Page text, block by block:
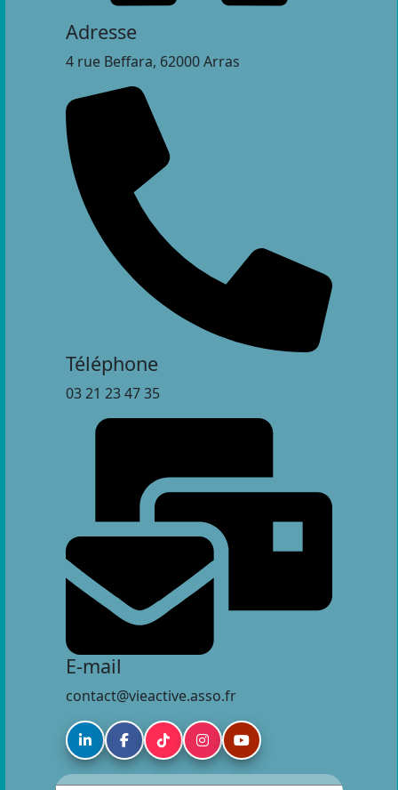
Adresse
4 rue Beffara, 62000 Arras
Téléphone
03 21 23 47 35
E-mail
contact@vieactive.asso.fr